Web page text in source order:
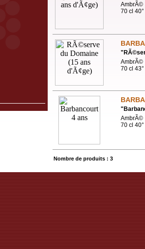
AmbrÃ©
70 cl 40°
"
AmbrÃ©
70 cl 43°
"
AmbrÃ©
70 cl 40°
Nombre de produits : 3